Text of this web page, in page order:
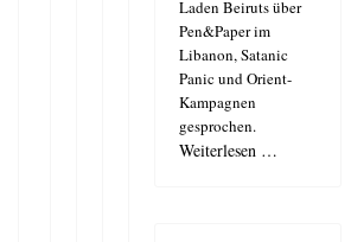
Laden Beiruts über
Pen&Paper im
Libanon, Satanic
Panic und Orient-
Kampagnen
gesprochen.
Weiterlesen …